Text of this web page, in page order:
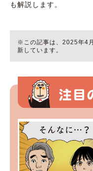
も解説します。
※この記事は、2025年4
新しています。